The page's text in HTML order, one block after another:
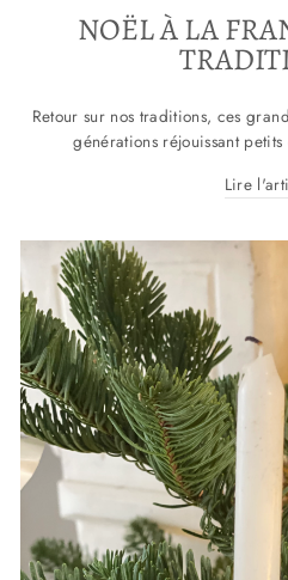
NOËL À LA
Retour sur nos traditions, ces
générations réjouissant
Lire